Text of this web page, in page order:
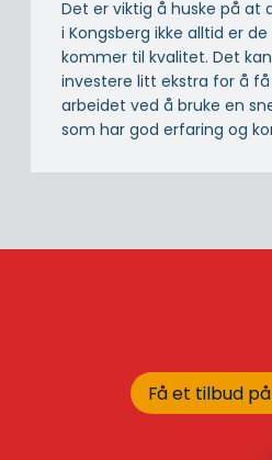
Det er viktig å huske på at
i Kongsberg ikke alltid er
kommer til kvalitet. Det
investere litt ekstra for å
arbeidet ved å bruke en
som har god erfaring og
Få et tilbud